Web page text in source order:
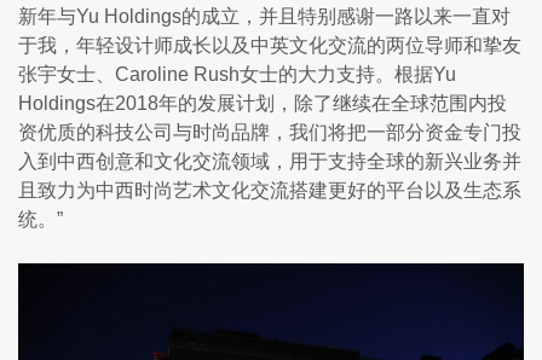
新年与Yu Holdings的成立，并且特别感谢一路以来一直对
于我，年轻设计师成长以及中英文化交流的两位导师和挚友
张宇女士、Caroline Rush女士的大力支持。根据Yu
Holdings在2018年的发展计划，除了继续在全球范围内投
资优质的科技公司与时尚品牌，我们将把一部分资金专门投
入到中西创意和文化交流领域，用于支持全球的新兴业务并
且致力为中西时尚艺术文化交流搭建更好的平台以及生态系
统。”